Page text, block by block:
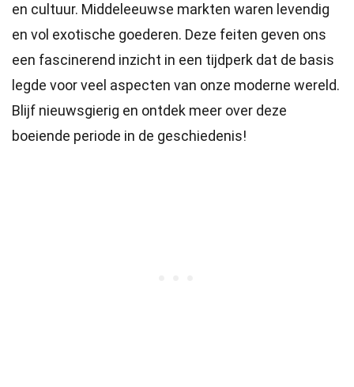
en cultuur. Middeleeuwse markten waren levendig
en vol exotische goederen. Deze feiten geven ons
een fascinerend inzicht in een tijdperk dat de basis
legde voor veel aspecten van onze moderne wereld.
Blijf nieuwsgierig en ontdek meer over deze
boeiende periode in de geschiedenis!